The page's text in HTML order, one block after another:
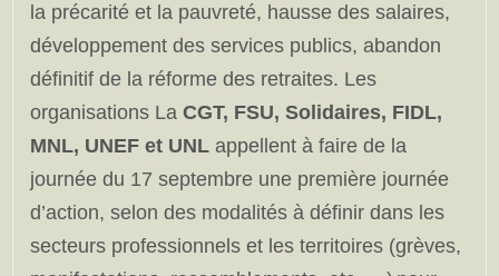
la précarité et la pauvreté, hausse des salaires,
développement des services publics, abandon
définitif de la réforme des retraites. Les
organisations LaCGT, FSU, Solidaires, FIDL,
MNL, UNEF et UNL appellent à faire de la
journée du 17 septembre une première journée
d’action, selon des modalités à définir dans les
secteurs professionnels et les territoires (grèves,